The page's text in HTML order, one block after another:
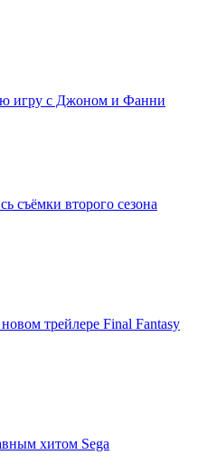
игру с Джоном и Фанни
съёмки второго сезона
трейлере Final Fantasy
хитом Sega